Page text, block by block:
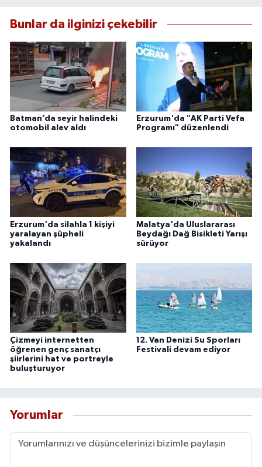
Bunlar da ilginizi çekebilir
Batman’da seyir halindeki
otomobil alev aldı
Erzurum'da "AK Parti Vefa
Programı" düzenlendi
Erzurum'da silahla 1 kişiyi
yaralayan şüpheli
yakalandı
Malatya'da Uluslararası
Beydağı Dağ Bisikleti Yarışı
sürüyor
Çizmeyi internetten
öğrenen genç sanatçı
şiirlerini hat ve portreyle
buluşturuyor
12. Van Denizi Su Sporları
Festivali devam ediyor
Yorumlar